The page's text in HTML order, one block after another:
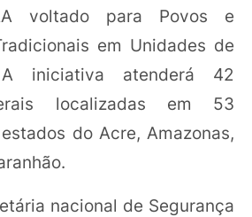
voltado para Povos e
em Unidades de
A iniciativa atenderá 42
localizadas em 53
do Acre, Amazonas,
nacional de Segurança